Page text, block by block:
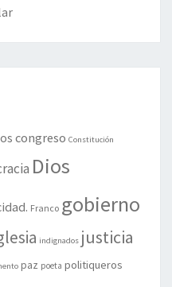
congreso Constitución
Dios
Franco gobierno
indignados justicia
paz poeta politiqueros